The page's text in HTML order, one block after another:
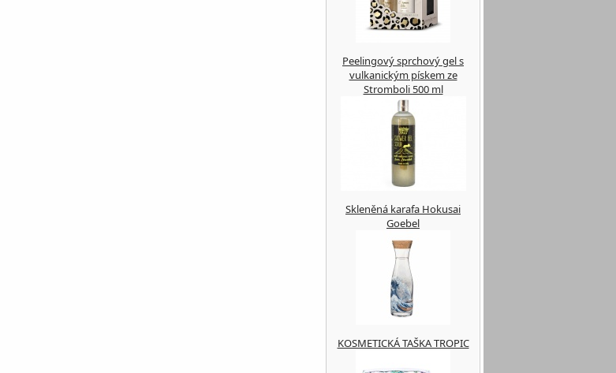
Peelingový sprchový gel s
vulkanickým pískem ze
Stromboli 500 ml
Skleněná karafa Hokusai
Goebel
KOSMETICKÁ TAŠKA TROPIC